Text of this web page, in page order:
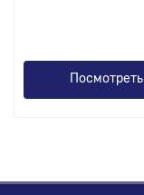
Посмотреть